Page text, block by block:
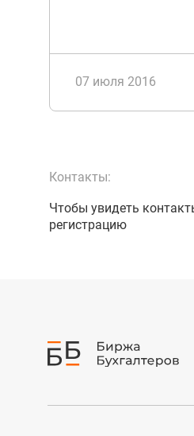
07 июля 2016
Контакты:
Чтобы увидеть
регистрацию